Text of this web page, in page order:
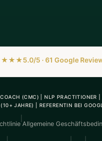
5.0/5 · 61 Google
COACH (CMC) | NLP PRACTITIONER
JAHRE) | REFERENTIN BEI
Allgemeine